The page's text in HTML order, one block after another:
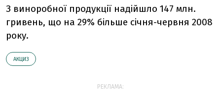
З виноробної продукції надійшло 147 млн.
гривень, що на 29% більше січня-червня 2008
року.
АКЦИЗ
РЕКЛАМА: